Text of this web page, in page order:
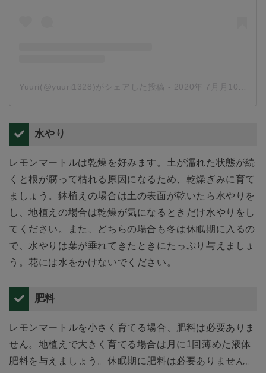
Yuuri(@yuuri1328)がシェアした投稿 - 2020年 7月月10日午後9時41分PDT
水やり
レモンマートルは乾燥を好みます。土が濡れた状態が続
くと根が腐って枯れる原因になるため、乾燥ぎみに育て
ましょう。鉢植えの場合は土の表面が乾いたら水やりを
し、地植えの場合は乾燥が気になるときだけ水やりをし
てください。また、どちらの場合も冬は休眠期に入るの
で、水やりは葉が垂れてきたときにたっぷり与えましょ
う。花には水をかけないでください。
肥料
レモンマートルを小さく育てる場合、肥料は必要ありま
せん。地植えで大きく育てる場合は月に1回薄めた液体
肥料を与えましょう。休眠期に肥料は必要ありません。